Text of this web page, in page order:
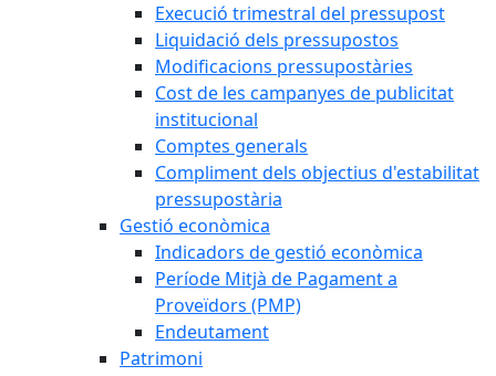
Execució trimestral del pressupost
Liquidació dels pressupostos
Modificacions pressupostàries
Cost de les campanyes de publicitat
institucional
Comptes generals
Compliment dels objectius d'estabilitat
pressupostària
Gestió econòmica
Indicadors de gestió econòmica
Període Mitjà de Pagament a
Proveïdors (PMP)
Endeutament
Patrimoni